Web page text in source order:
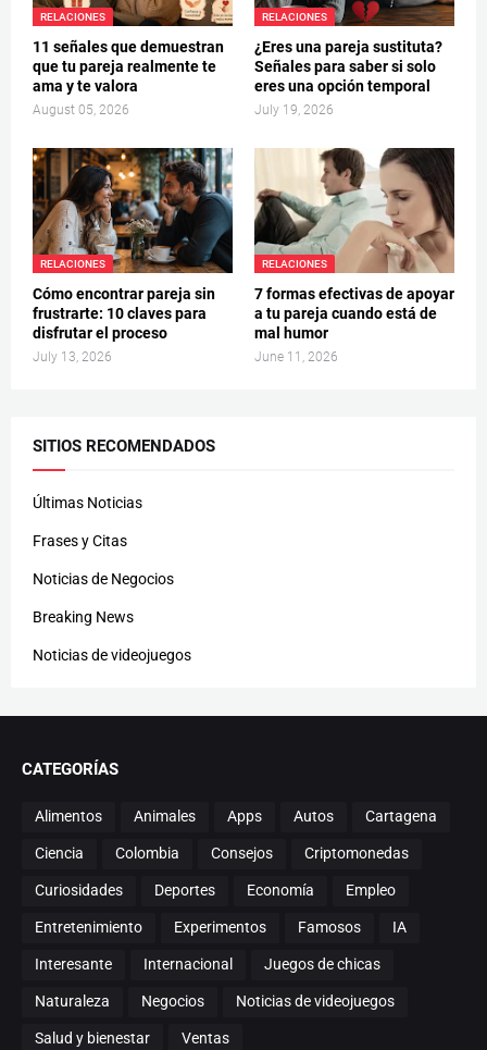
RELACIONES
11 señales que demuestran
que tu pareja realmente te
ama y te valora
August 05, 2026
RELACIONES
¿Eres una pareja sustituta?
Señales para saber si solo
eres una opción temporal
July 19, 2026
RELACIONES
Cómo encontrar pareja sin
frustrarte: 10 claves para
disfrutar el proceso
July 13, 2026
RELACIONES
7 formas efectivas de apoyar
a tu pareja cuando está de
mal humor
June 11, 2026
SITIOS RECOMENDADOS
Últimas Noticias
Frases y Citas
Noticias de Negocios
Breaking News
Noticias de videojuegos
CATEGORÍAS
Alimentos Animales Apps Autos Cartagena
Ciencia Colombia Consejos Criptomonedas
Curiosidades Deportes Economía Empleo
Entretenimiento Experimentos Famosos IA
Interesante Internacional Juegos de chicas
Naturaleza Negocios Noticias de videojuegos
Salud y bienestar Ventas